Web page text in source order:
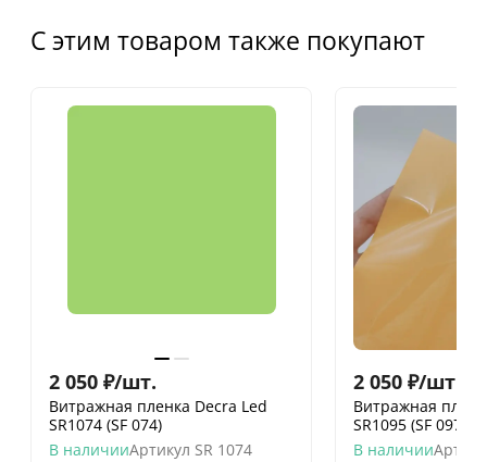
С этим товаром также покупают
2 050 ₽/шт.
Витражная пленка Decra Led
SR1074 (SF 074)
В наличииАртикул SR 1074
2 050 ₽/шт.
Витражная
SR1095 (SF 097)
В наличии